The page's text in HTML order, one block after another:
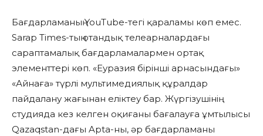
Бағдарламаның YouTube-тегі қараламы көп емес.
Sarap Times-тың отандық телеарналардағы
сараптамалық бағдарламалармен ортақ
элементтері көп. «Еуразия бірінші арнасындағы»
«Айнаға» түрлі мультимедиялық құралдар
пайдалану жағынан еліктеу бар. Жүргізушінің
студияда кез келген оқиғаны бағалауға ұмтылысы
Qazaqstan-дағы Aptа-ны, әр бағдарламаны